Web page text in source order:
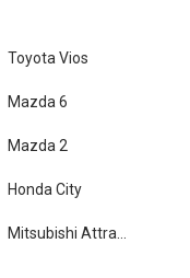
Toyota Vios
Mazda 6
Mazda 2
Honda City